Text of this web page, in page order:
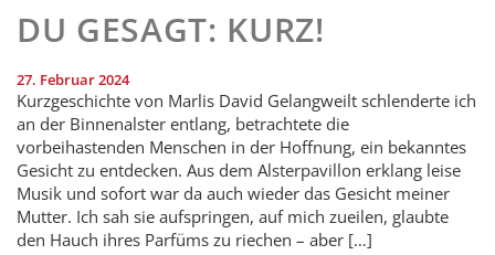
DU GESAGT: KURZ!
27. Februar 2024
Kurzgeschichte von Marlis David Gelangweilt schlenderte ich
an der Binnenalster entlang, betrachtete die
vorbeihastenden Menschen in der Hoffnung, ein bekanntes
Gesicht zu entdecken. Aus dem Alsterpavillon erklang leise
Musik und sofort war da auch wieder das Gesicht meiner
Mutter. Ich sah sie aufspringen, auf mich zueilen, glaubte
den Hauch ihres Parfüms zu riechen – aber […]